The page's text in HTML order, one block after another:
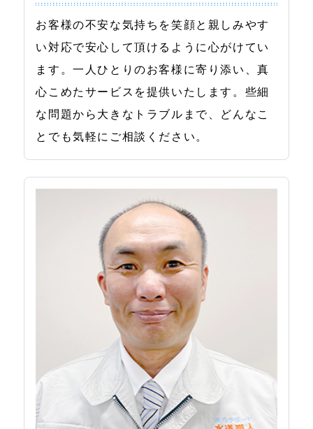
お客様の不安な気持ちを笑顔と親しみやす
い対応で安心して頂けるように心がけてい
ます。一人ひとりのお客様に寄り添い、真
心こめたサービスを提供いたします。些細
な問題から大きなトラブルまで、どんなこ
とでも気軽にご相談ください。